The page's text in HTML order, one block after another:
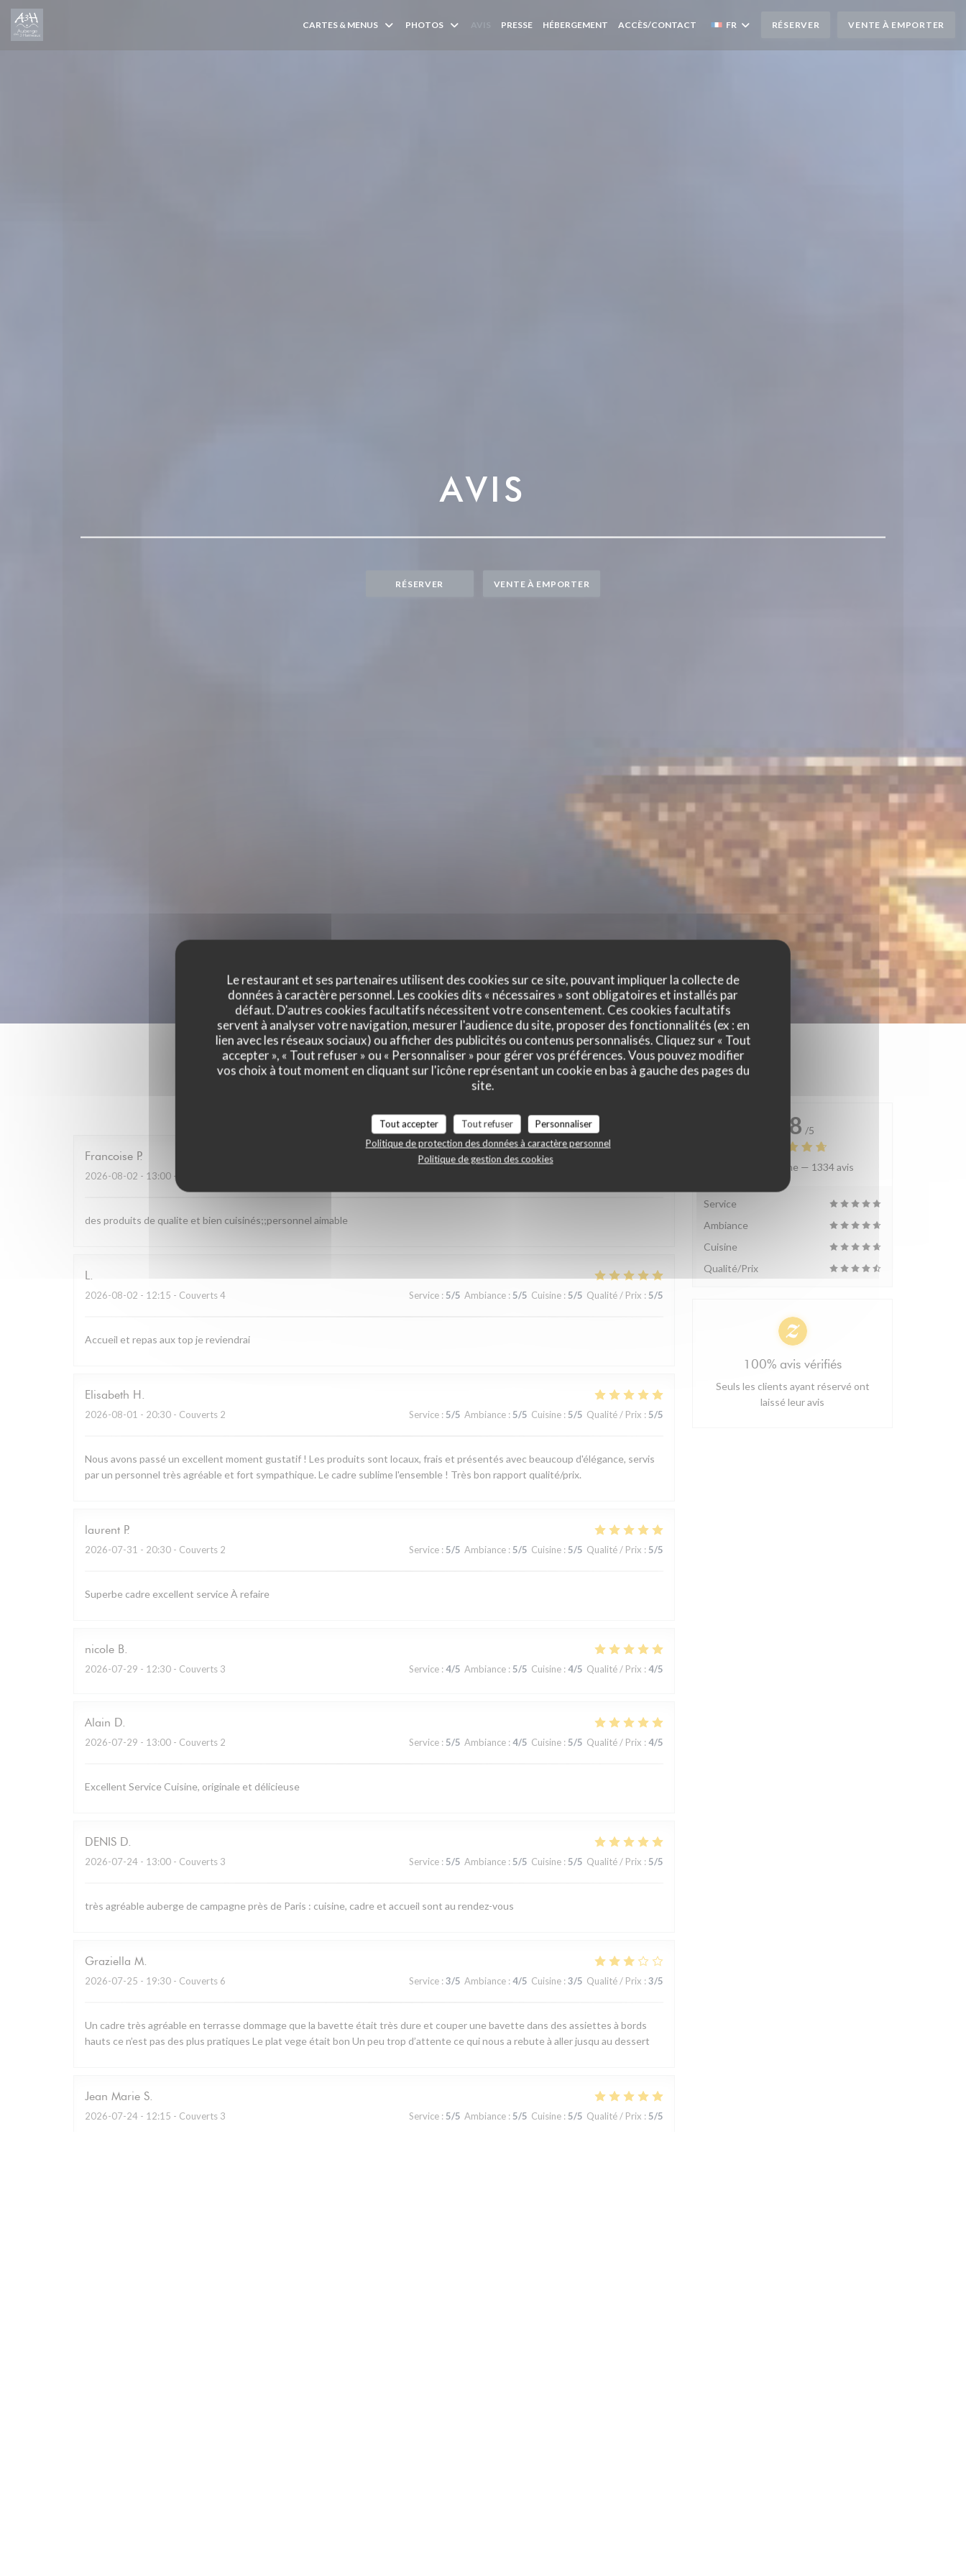
Personnalisation de vos choix en matière de cookies
Le restaurant et ses partenaires utilisent des cookies sur ce site, pouvant impliquer la collecte de
données à caractère personnel. Les cookies dits « nécessaires » sont obligatoires et installés par
défaut. D'autres cookies facultatifs nécessitent votre consentement. Ces cookies facultatifs
servent à analyser votre navigation, mesurer l'audience du site, proposer des fonctionnalités (ex : en
lien avec les réseaux sociaux) ou afficher des publicités ou contenus personnalisés. Cliquez sur « Tout
accepter », « Tout refuser » ou « Personnaliser » pour gérer vos préférences. Vous pouvez modifier
vos choix à tout moment en cliquant sur l'icône représentant un cookie en bas à gauche des pages du
site.
Tout accepter Tout refuser
Personnaliser
Politique de protection des données à caractère personnel
Politique de gestion des cookies
CARTES & MENUS PHOTOS PRESSE HÉBERGEMENT ACCÈS/CONTACT FR RÉSERVER VENTE À EMPORTER
AVIS
RÉSERVER VENTE À EMPORTER
Les avis de nos clients
Francoise P
2026-08-02 - 13:00 - Couverts 4
des produits de qualite et bien cuisinés;;personnel aimable
L
2026-08-02 - 12:15 - Couverts 4 Service : 5/5 Ambiance : 5/5 Cuisine :5/5 Qualité / Prix :5/5
Accueil et repas aux top je reviendrai
Elisabeth H
2026-08-01 - 20:30 - Couverts 2 Service : 5/5 Ambiance : 5/5 Cuisine : 5/5 Qualité / Prix : 5/5
Nous avons passé un excellent moment gustatif ! Les produits sont locaux, frais et présentés avec beaucoup d'élégance, servis
par un personnel très agréable et fort sympathique. Le cadre sublime l'ensemble ! Très bon rapport qualité/prix.
laurent P
2026-07-31 - 20:30 - Couverts 2 Service : 5/5 Ambiance : 5/5 Cuisine : 5/5 Qualité / Prix : 5/5
Superbe cadre excellent service À refaire
nicole B
2026-07-29 - 12:30 - Couverts 3 Service : 4/5 Ambiance : 5/5 Cuisine : 4/5 Qualité / Prix : 4/5
Alain D
2026-07-29 - 13:00 - Couverts 2 Service : 5/5 Ambiance : 4/5 Cuisine : 5/5 Qualité / Prix : 4/5
Excellent Service Cuisine, originale et délicieuse
DENIS D
2026-07-24 - 13:00 - Couverts 3 Service : 5/5 Ambiance : 5/5 Cuisine : 5/5 Qualité / Prix : 5/5
très agréable auberge de campagne près de Paris : cuisine, cadre et accueil sont au rendez-vous
Graziella M
2026-07-25 - 19:30 - Couverts 6 Service : 3/5 Ambiance : 4/5 Cuisine : 3/5 Qualité / Prix : 3/5
Un cadre très agréable en terrasse dommage que la bavette était très dure et couper une bavette dans des assiettes à bords
hauts ce n’est pas des plus pratiques Le plat vege était bon Un peu trop d’attente ce qui nous a rebute à aller jusqu au dessert
Jean Marie S
2026-07-24 - 12:15 - Couverts 3 Service : 5/5 Ambiance : 5/5 Cuisine : 5/5 Qualité / Prix : 5/5
4.8 /5
Note moyenne — 1334 avis
Service
Ambiance
Cuisine
Qualité/Prix
100% avis vérifiés
Seuls les clients ayant réservé ont
laissé leur avis